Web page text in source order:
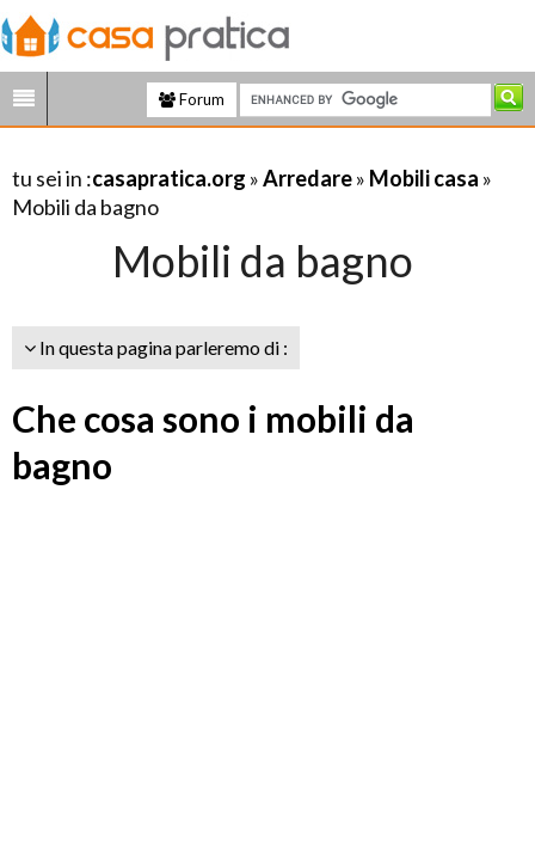
Forum
tu sei in :casapratica.org »Arredare» Mobili casa »
Mobili da bagno
Mobili da bagno
In questa pagina parleremo di :
Che cosa sono i mobili da
bagno